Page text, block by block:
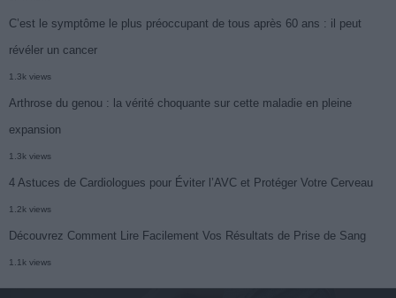
C’est le symptôme le plus préoccupant de tous après 60 ans : il peut
révéler un cancer
1.3k views
Arthrose du genou : la vérité choquante sur cette maladie en pleine
expansion
1.3k views
4 Astuces de Cardiologues pour Éviter l’AVC et Protéger Votre Cerveau
1.2k views
Découvrez Comment Lire Facilement Vos Résultats de Prise de Sang
1.1k views